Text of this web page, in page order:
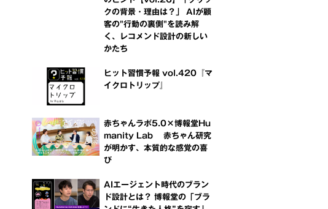
クの背景・理由は？」 AIが顧
客の"行動の裏側"を読み解
く、レコメンド設計の新しい
かたち
ヒット習慣予報 vol.420『マ
イクロトリップ』
赤ちゃんラボ5.0×博報堂Hu
manity Lab 赤ちゃん研究
が明かす、本質的な感覚の喜
び
AIエージェント時代のブラン
ド設計とは？ 博報堂の「ブラ